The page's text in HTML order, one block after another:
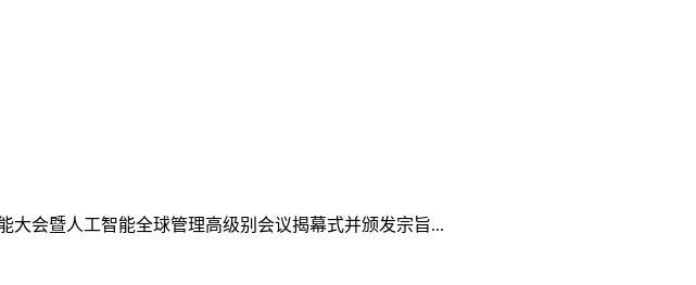
大会暨人工智能全球管理高级别会议揭幕式并颁发宗旨...